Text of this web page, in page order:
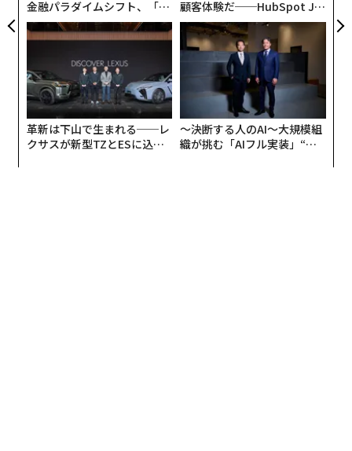
AIを自動化ツールとして考えるのではなく、副操縦士と
して考えてください。人間が仕事を行い、副操縦士がそ
の仕事を速めるように手助けするのです」と語る。
金融パラダイムシフト、「超
個別化」の核心 【MUFG×ウ
ェルスナビ×PwC】
顧客体験だ──HubSpot Ja
panが語る「Grow Better」
な組織のつくり方
革新は下山で生まれる──レ
クサスが新型TZとESに込め
〜決断する人のAI〜大規模組
織が挑む「AIフル実装」“使